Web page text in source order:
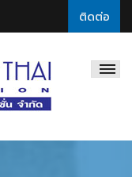
ติดต่อ